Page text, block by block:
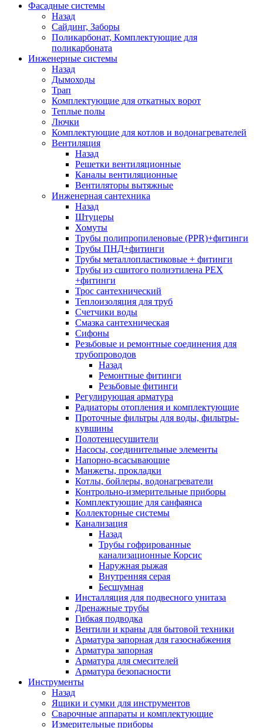
Фасадные системы
Назад
Сайдинг, Заборы
Поликарбонат, Комплектующие для
поликарбоната
Инженерные системы
Назад
Дымоходы
Трап
Комплектующие для откатных ворот
Теплые полы
Лючки
Комплектующие для котлов и водонагревателей
Вентиляция
Назад
Решетки вентиляционные
Каналы вентиляционные
Вентиляторы вытяжные
Инженерная сантехника
Назад
Штуцеры
Хомуты
Трубы полипропиленовые (PPR)+фитинги
Трубы ПНД+фитинги
Трубы металлопластиковые + фитинги
Трубы из сшитого полиэтилена PEX
+фитинги
Трос сантехнический
Теплоизоляция для труб
Счетчики воды
Смазка сантехническая
Сифоны
Резьбовые и ремонтные соединения для
трубопроводов
Назад
Ремонтные фитинги
Резьбовые фитинги
Регулирующая арматура
Радиаторы отопления и комплектующие
Проточные фильтры для воды, фильтры-
кувшины
Полотенцесушители
Насосы, соединительные элементы
Напорно-всасывающие
Манжеты, прокладки
Котлы, бойлеры, водонагреватели
Контрольно-измерительные приборы
Комплектующие для санфаянса
Коллекторные системы
Канализация
Назад
Трубы гофрированные
канализационные Корсис
Наружная рыжая
Внутренняя серая
Бесшумная
Инсталляция для подвесного унитаза
Дренажные трубы
Гибкая подводка
Вентили и краны для бытовой техники
Арматура запорная для газоснабжения
Арматура запорная
Арматура для смесителей
Арматура безопасности
Инструменты
Назад
Ящики и сумки для инструментов
Сварочные аппараты и комплектующие
Измерительные приборы